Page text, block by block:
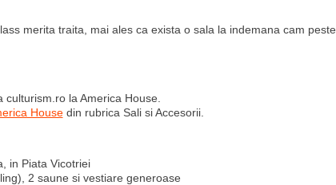
merita traita, mai ales ca exista o sala la indemana cam peste
la America House.
Housedin rubrica Sali si Accesorii.
in Piata Vicotriei
2 saune si vestiare generoase